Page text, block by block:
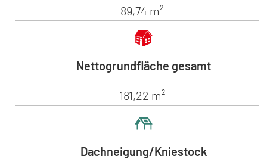
89,74 m²
Nettogrundfläche gesamt
181,22 m²
Dachneigung/Kniestock